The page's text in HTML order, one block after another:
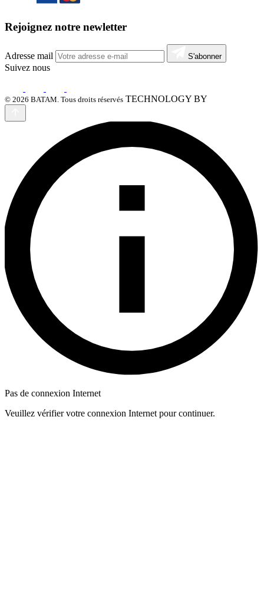
Rejoignez notre newletter
Adresse mail S'abonner
Suivez nous
© 2026 BATAM. Tous droits réservés TECHNOLOGY BY
Pas de connexion Internet
Veuillez vérifier votre connexion Internet pour continuer.